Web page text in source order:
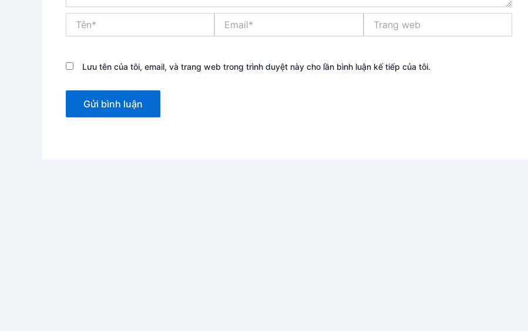
web
Lưu tên của tôi, email, và trang web trong trình duyệt này cho lần bình luận kế tiếp của tôi.